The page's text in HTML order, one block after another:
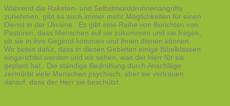
Während die Raketen- und Selbstmorddrohnenangriffe
zunehmen, gibt es auch immer mehr Möglichkeiten für einen
Dienst in der Ukraine. Es gibt eine Reihe von Berichten von
Pastoren, dass Menschen auf sie zukommen und sie fragen,
ob sie in ihre Gegend kommen und ihnen dienen können.
Wir beten dafür, dass in diesen Gebieten einige Bibelklassen
eingerichtet werden und wir sehen, was der Herr für sie
geplant hat. Die ständige Bedrohung durch Anschläge
zermürbt viele Menschen psychisch, aber sie vertrauen
darauf, dass der Herr sie beschützt.